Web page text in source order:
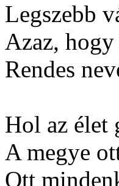
Legszebb
Azaz,
Rendes
Hol az élet
A megye
Ott